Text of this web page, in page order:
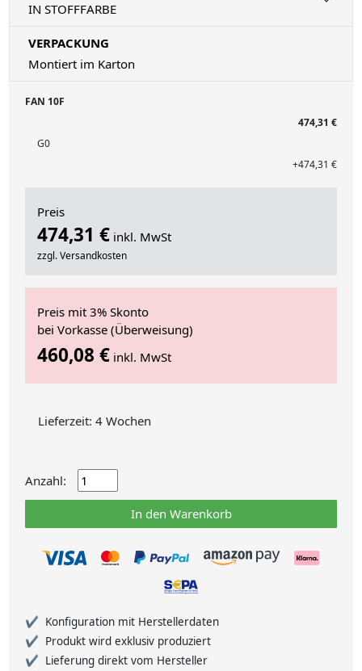
IN STOFFFARBE
VERPACKUNG
Montiert im Karton
FAN 10F
474,31 €
G0
+474,31 €
Preis
474,31 € inkl. MwSt
zzgl. Versandkosten
Preis mit 3% Skonto
bei Vorkasse (Überweisung)
460,08 € inkl. MwSt
Lieferzeit: 4 Wochen
Anzahl:
In den Warenkorb
Konfiguration mit Herstellerdaten
Produkt wird exklusiv produziert
Lieferung direkt vom Hersteller